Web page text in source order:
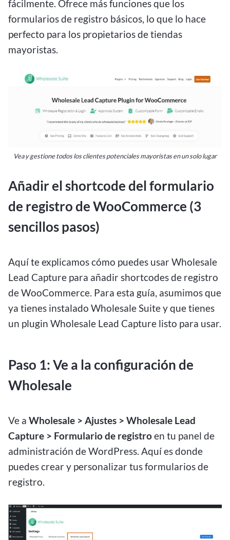
fácilmente. Ofrece más funciones que los
formularios de registro básicos, lo que lo hace
perfecto para los propietarios de tiendas
mayoristas.
Vea y gestione todos los clientes potenciales mayoristas en un solo lugar
Añadir el shortcode del formulario
de registro de WooCommerce (3
sencillos pasos)
Aquí te explicamos cómo puedes usar Wholesale
Lead Capture para añadir shortcodes de registro
de WooCommerce. Para esta guía, asumimos que
ya tienes instalado Wholesale Suite y que tienes
un plugin Wholesale Lead Capture listo para usar.
Paso 1: Ve a la configuración de
Wholesale
Ve a Wholesale > Ajustes > Wholesale Lead
Capture > Formulario de registroen tu panel de
administración de WordPress. Aquí es donde
puedes crear y personalizar tus formularios de
registro.